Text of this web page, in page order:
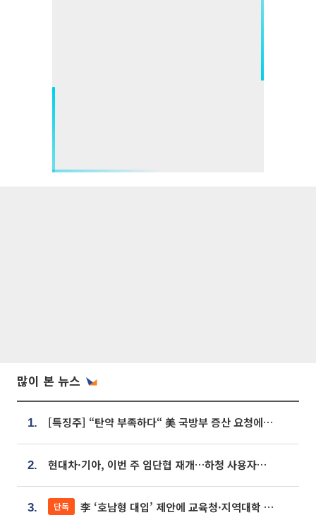
많이 본 뉴스
1. [특징주] “탄약 부족하다“ 美 국방부 증산 요청에⋯국내 방산주 급등세
2. 현대차·기아, 이번 주 임단협 재개…하청 사용자성 재심도 ‘변수’
3. 단독 李 ‘호남형 대입’ 제안에 교육청·지역대학 서·논술형 입시 연계 '착수'